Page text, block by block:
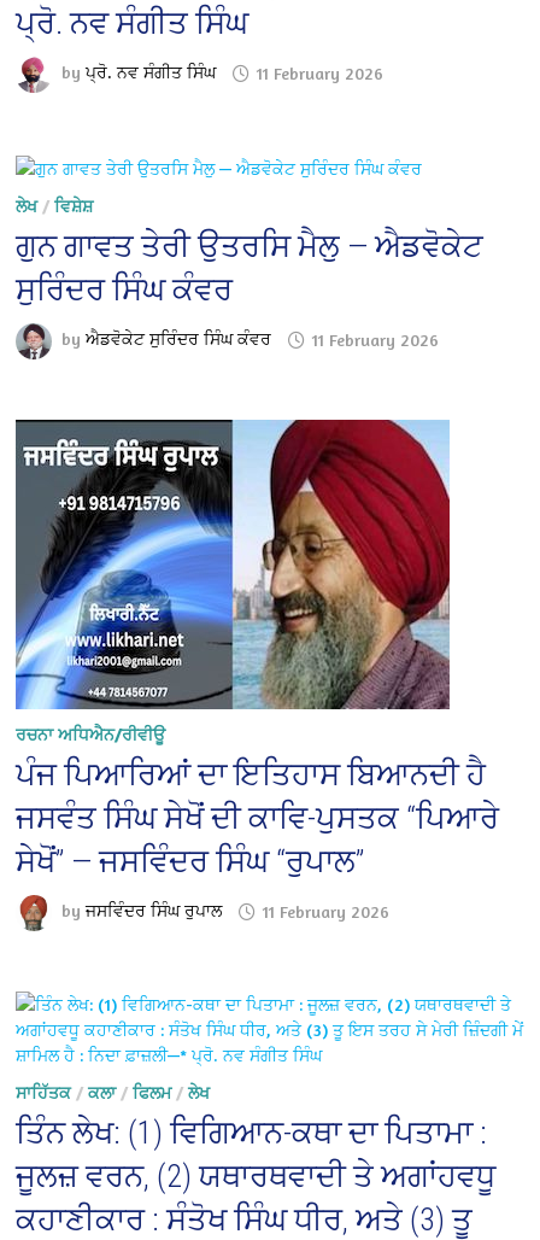
ਪ੍ਰੋ. ਨਵ ਸੰਗੀਤ ਸਿੰਘ
byਪ੍ਰੋ. ਨਵ ਸੰਗੀਤ ਸਿੰਘ 11 February 2026
ਲੇਖ/ਵਿਸ਼ੇਸ਼
ਗੁਨ ਗਾਵਤ ਤੇਰੀ ਉਤਰਸਿ ਮੈਲੁ — ਐਡਵੋਕੇਟ
ਸੁਰਿੰਦਰ ਸਿੰਘ ਕੰਵਰ
byਐਡਵੋਕੇਟ ਸੁਰਿੰਦਰ ਸਿੰਘ ਕੰਵਰ 11 February 2026
ਰਚਨਾ ਅਧਿਐਨ/ਰੀਵੀਊ
ਪੰਜ ਪਿਆਰਿਆਂ ਦਾ ਇਤਿਹਾਸ ਬਿਆਨਦੀ ਹੈ
ਜਸਵੰਤ ਸਿੰਘ ਸੇਖੋਂ ਦੀ ਕਾਵਿ-ਪੁਸਤਕ “ਪਿਆਰੇ
ਸੇਖੋਂ” — ਜਸਵਿੰਦਰ ਸਿੰਘ “ਰੁਪਾਲ”
byਜਸਵਿੰਦਰ ਸਿੰਘ ਰੁਪਾਲ 11 February 2026
ਸਾਹਿੱਤਕ/ਕਲਾ/ਫਿਲਮ/ਲੇਖ
ਤਿੰਨ ਲੇਖ: (1) ਵਿਗਿਆਨ-ਕਥਾ ਦਾ ਪਿਤਾਮਾ :
ਜੂਲਜ਼ ਵਰਨ, (2) ਯਥਾਰਥਵਾਦੀ ਤੇ ਅਗਾਂਹਵਧੂ
ਕਹਾਣੀਕਾਰ : ਸੰਤੋਖ ਸਿੰਘ ਧੀਰ, ਅਤੇ (3) ਤੂ